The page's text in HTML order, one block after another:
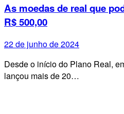
As moedas de real que
R$ 500,00
22 de junho de 2024
Desde o início do Plano Real,
lançou mais de 20…